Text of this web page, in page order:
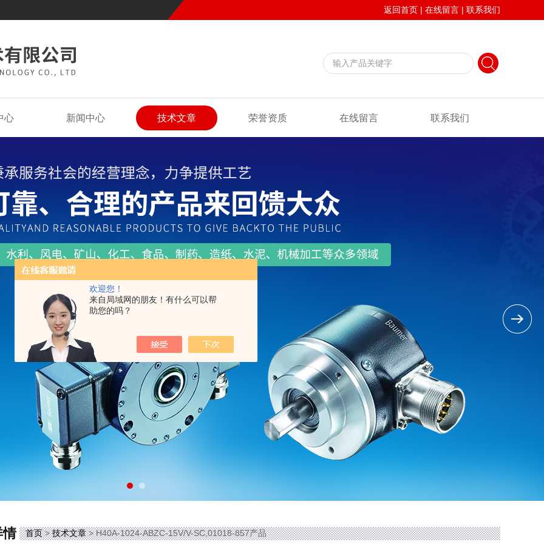
欢迎您！
来自局域网的朋友！有什么可以帮
助您的吗？
返回首页 | 在线留言 | 联系我们
心 新闻中心 技术文章 荣誉资质 在线留言 联系我们
情 首页>技术文章> H40A-1024-ABZC-15V/V-SC,01018-857产品